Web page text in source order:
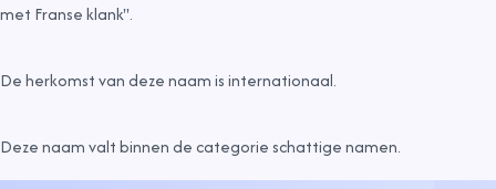
met Franse klank".
De herkomst van deze naam isinternationaal.
Deze naam valt binnen de categorieschattige namen.